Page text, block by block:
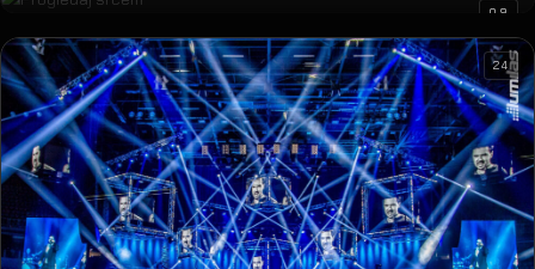
Fusion World Music Festival
PARK MLADEŽI · 2022
Progledaj srcem
STADION MAKSIMIR · 2022
09